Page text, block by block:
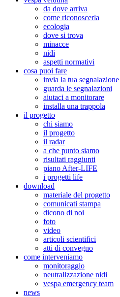
da dove arriva
come riconoscerla
ecologia
dove si trova
minacce
nidi
aspetti normativi
cosa puoi fare
invia la tua segnalazione
guarda le segnalazioni
aiutaci a monitorare
installa una trappola
il progetto
chi siamo
il progetto
il radar
a che punto siamo
risultati raggiunti
piano After-LIFE
i progetti life
download
materiale del progetto
comunicati stampa
dicono di noi
foto
video
articoli scientifici
atti di convegno
come interveniamo
monitoraggio
neutralizzazione nidi
vespa emergency team
news